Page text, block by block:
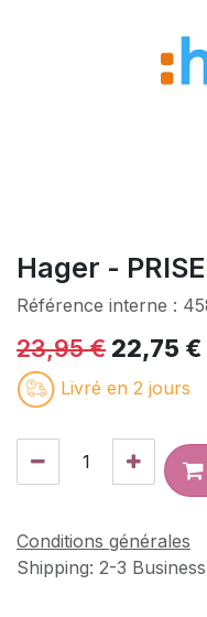
Hager -
Référence interne :
23,95€ 22,75 €
Livré en 2 jours
Conditions générales
Shipping: 2-3